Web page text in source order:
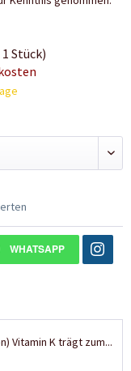
Stück)
WHATSAPP
Vitamin K trägt zum...